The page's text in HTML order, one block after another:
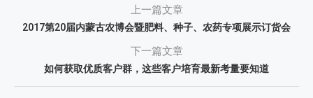
上一篇文章
2017第20届内蒙古农博会暨肥料、种子、农药专项展示订货会
下一篇文章
如何获取优质客户群，这些客户培育最新考量要知道